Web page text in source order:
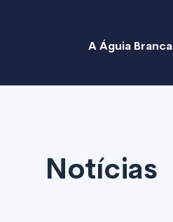
A Águia Branca
Notícias